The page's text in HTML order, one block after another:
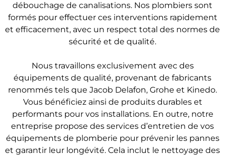
débouchage de canalisations. Nos plombiers sont
formés pour effectuer ces interventions rapidement
et efficacement, avec un respect total des normes de
sécurité et de qualité.
Nous travaillons exclusivement avec des
équipements de qualité, provenant de fabricants
renommés tels que Jacob Delafon, Grohe et Kinedo.
Vous bénéficiez ainsi de produits durables et
performants pour vos installations. En outre, notre
entreprise propose des services d’entretien de vos
équipements de plomberie pour prévenir les pannes
et garantir leur longévité. Cela inclut le nettoyage des